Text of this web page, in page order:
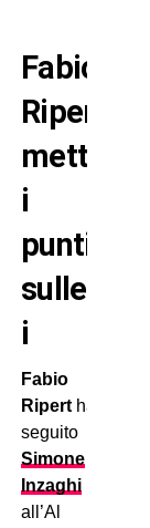
Fabio
Ripert
mette
i
puntini
sulle
i
Fabio
Ripert ha
seguito
Simone
Inzaghi
all’Al